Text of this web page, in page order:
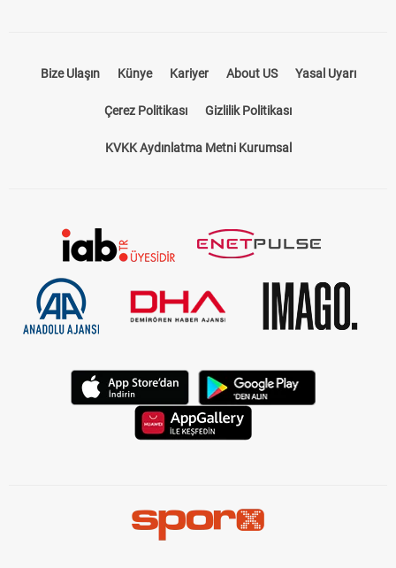
Bize Ulaşın Künye Kariyer About US Yasal Uyarı
Çerez Politikası Gizlilik Politikası
KVKK Aydınlatma Metni Kurumsal